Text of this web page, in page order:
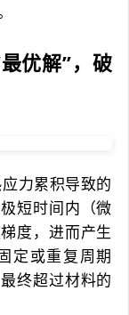
优解”，破
力累积导致的
短时间内（微
度，进而产生
定或重复周期
终超过材料的